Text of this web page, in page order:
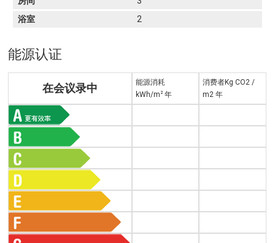
浴室
2
能源认证
在会议录中
能源消耗
kWh/m 2年
消费者Kg CO2 /
m2 年